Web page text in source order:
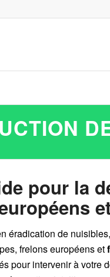
pour la
éradication de
, frelons européenset
pour intervenir à votre